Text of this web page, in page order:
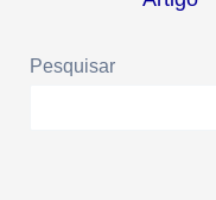
Pesquisar